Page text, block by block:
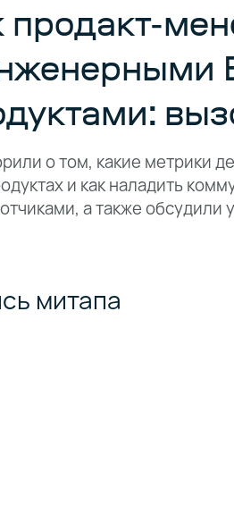
продакт-
о том, какие метрики
и как наладить
а также обсудили
митапа